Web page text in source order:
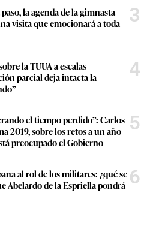
la agenda de la gimnasta
visita que emocionará a toda
3
la TUUA a escalas
parcial deja intacta la
4
el tiempo perdido”: Carlos
2019, sobre los retos a un año
preocupado el Gobierno
5
al rol de los militares: ¿qué se
Abelardo de la Espriella pondrá 6